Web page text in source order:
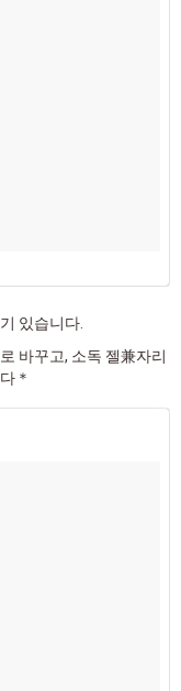
있습니다.
바꾸고, 소독 젤兼자리
＊